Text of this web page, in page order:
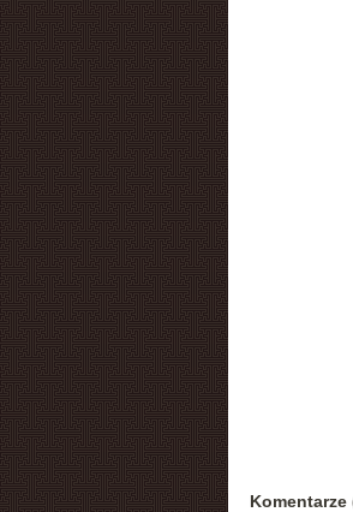
Komentarze